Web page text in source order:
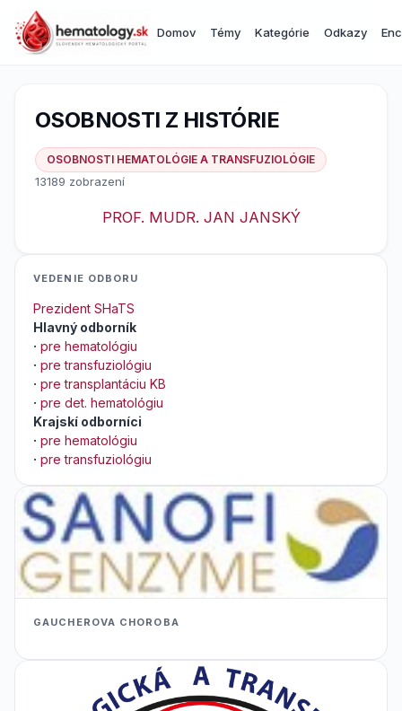
Domov Témy Kategórie Odkazy
OSOBNOSTI Z HISTÓRIE
OSOBNOSTI HEMATOLÓGIE A TRANSFUZIOLÓGIE
13189 zobrazení
PROF. MUDR. JAN JANSKÝ
VEDENIE ODBORU
Prezident SHaTS
Hlavný odborník
· pre hematológiu
· pre transfuziológiu
· pre transplantáciu KB
· pre det. hematológiu
Krajskí odborníci
· pre hematológiu
· pre transfuziológiu
GAUCHEROVA CHOROBA